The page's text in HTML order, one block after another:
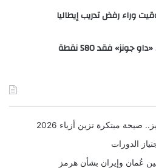
وراء رفض تدريب إيطاليا
فقد 580 نقطة
مبتكرة تزين أزياء 2026
الدورات
عُمان وإيران بشأن هرمز